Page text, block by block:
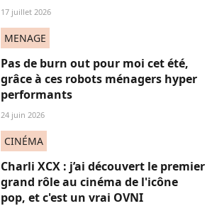
17 juillet 2026
MENAGE
Pas de burn out pour moi cet été,
grâce à ces robots ménagers hyper
performants
24 juin 2026
CINÉMA
Charli XCX : j’ai découvert le premier
grand rôle au cinéma de l'icône
pop, et c'est un vrai OVNI